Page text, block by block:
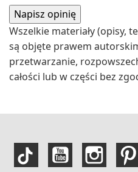
Wszelkie materiały (opisy,
są objęte prawem
przetwarzanie,
całości lub w części bez